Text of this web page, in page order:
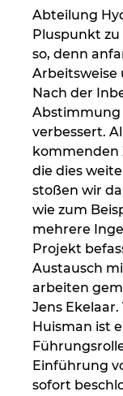
Abteilung
Pluspunkt
so, denn
Arbeitsweise
Nach der
verbessert.
kommenden
die dies
stoßen wir
wie zum
mehrere
Projekt
Austausch
arbeiten
Jens Ekelaar.
Huisman ist
Einführung
sofort